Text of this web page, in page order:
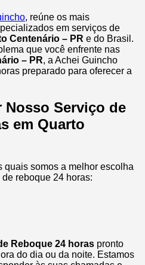
, reúne os mais
em serviços de
Centenário – PR e do Brasil .
que você enfrente nas
– PR, a Achei Guincho
preparado para oferecer a
Nosso Serviço de
em Quarto
quais somos a melhor escolha
reboque 24 horas:
Reboque 24 horas pronto
do dia ou da noite. Estamos